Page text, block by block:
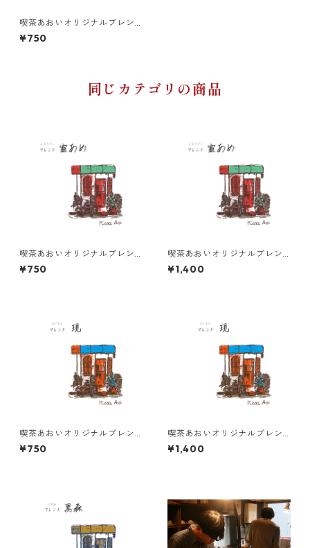
喫茶あおいオリジナルブレン
ド 黒森 100g
¥750
同じカテゴリの商品
喫茶あおいオリジナルブレン
ド 蜜あめ 100g
¥750
喫茶あおいオリジナルブレン
ド 蜜あめ 200g
¥1,400
喫茶あおいオリジナルブレン
ド 現 100g
¥750
喫茶あおいオリジナルブレン
ド 現 200g
¥1,400